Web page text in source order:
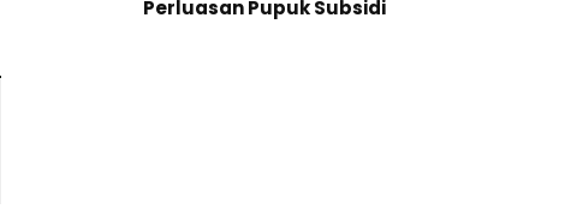
Perluasan Pupuk Subsidi